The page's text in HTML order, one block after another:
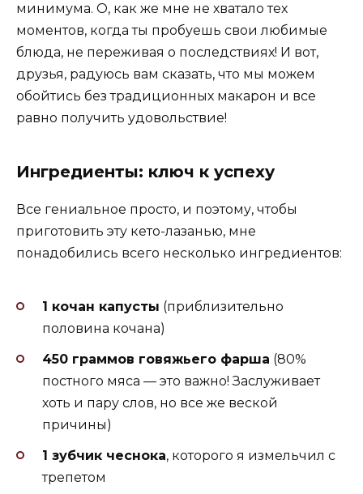
минимума. О, как же мне не хватало тех
моментов, когда ты пробуешь свои любимые
блюда, не переживая о последствиях! И вот,
друзья, радуюсь вам сказать, что мы можем
обойтись без традиционных макарон и все
равно получить удовольствие!
Ингредиенты: ключ к успеху
Все гениальное просто, и поэтому, чтобы
приготовить эту кето-лазанью, мне
понадобились всего несколько ингредиентов:
1 кочан капусты (приблизительно
половина кочана)
450 граммов говяжьего фарша (80%
постного мяса — это важно! Заслуживает
хоть и пару слов, но все же веской
причины)
1 зубчик чеснока, которого я измельчил с
трепетом